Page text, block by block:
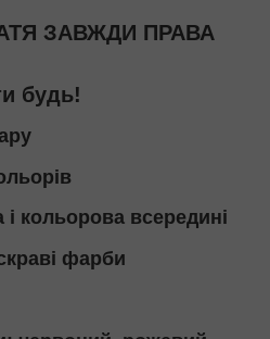
ЗАВЖДИ ПРАВА
будь!
кольорова всередині
фарби